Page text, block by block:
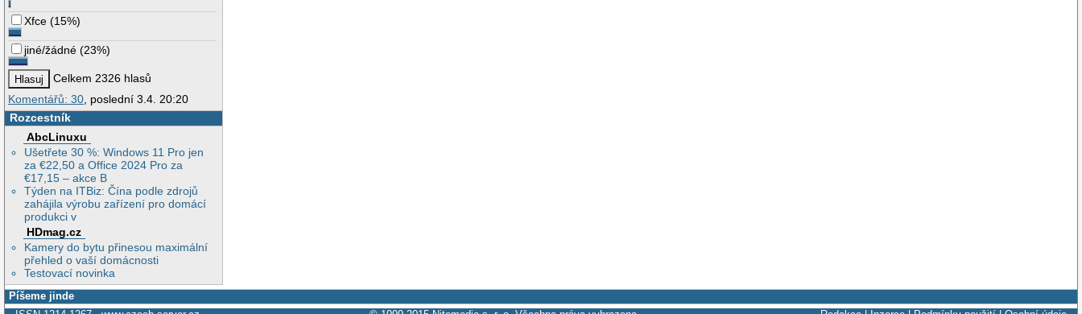
Xfce (15%)
jiné/žádné (23%)
Celkem 2326 hlasů
Komentářů: 30 , poslední 3.4. 20:20
Rozcestník
AbcLinuxu
Ušetřete 30 %: Windows 11 Pro jen
za €22,50 a Office 2024 Pro za
€17,15 – akce B
Týden na ITBiz: Čína podle zdrojů
zahájila výrobu zařízení pro domácí
produkci v
HDmag.cz
Kamery do bytu přinesou maximální
přehled o vaší domácnosti
Testovací novinka
Píšeme jinde